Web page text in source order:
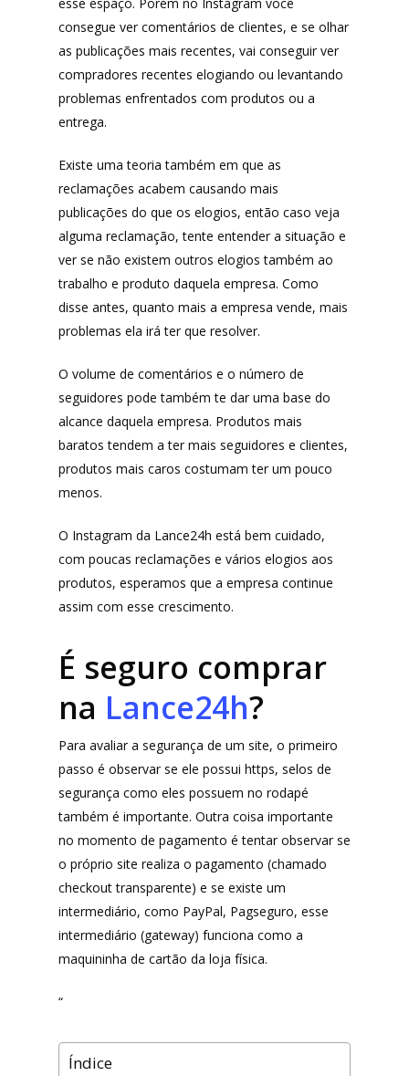
consegue ver comentários de clientes, e se olhar
as publicações mais recentes, vai conseguir ver
compradores recentes elogiando ou levantando
problemas enfrentados com produtos ou a
entrega.
Existe uma teoria também em que as
reclamações acabem causando mais
publicações do que os elogios, então caso veja
alguma reclamação, tente entender a situação e
ver se não existem outros elogios também ao
trabalho e produto daquela empresa. Como
disse antes, quanto mais a empresa vende, mais
problemas ela irá ter que resolver.
O volume de comentários e o número de
seguidores pode também te dar uma base do
alcance daquela empresa. Produtos mais
baratos tendem a ter mais seguidores e clientes,
produtos mais caros costumam ter um pouco
menos.
O Instagram da Lance24h está bem cuidado,
com poucas reclamações e vários elogios aos
produtos, esperamos que a empresa continue
assim com esse crescimento.
É seguro comprar
na Lance24h?
Para avaliar a segurança de um site, o primeiro
passo é observar se ele possui https, selos de
segurança como eles possuem no rodapé
também é importante. Outra coisa importante
no momento de pagamento é tentar observar se
o próprio site realiza o pagamento (chamado
checkout transparente) e se existe um
intermediário, como PayPal, Pagseguro, esse
intermediário (gateway) funciona como a
maquininha de cartão da loja física.
“
Índice